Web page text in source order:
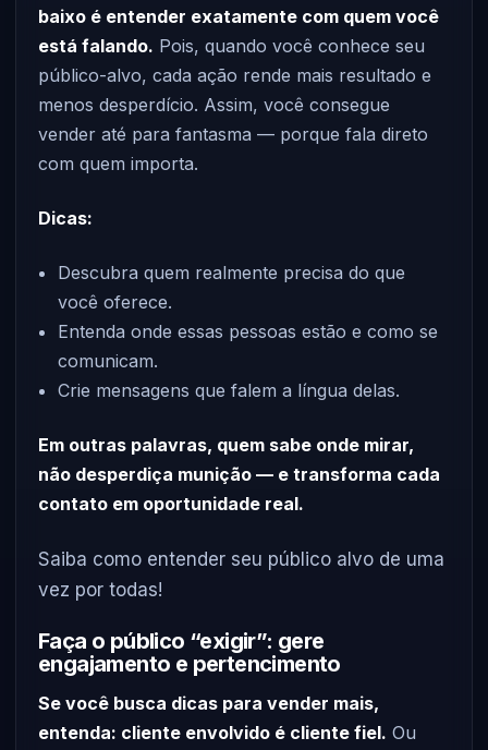
baixo é entender exatamente com quem você
está falando. Pois, quando você conhece seu
público-alvo, cada ação rende mais resultado e
menos desperdício. Assim, você consegue
vender até para fantasma — porque fala direto
com quem importa.
Dicas:
Descubra quem realmente precisa do que
você oferece.
Entenda onde essas pessoas estão e como se
comunicam.
Crie mensagens que falem a língua delas.
Em outras palavras, quem sabe onde mirar,
não desperdiça munição — e transforma cada
contato em oportunidade real.
Saiba como entender seu público alvo de uma
vez por todas!
Faça o público “exigir”: gere
engajamento e pertencimento
Se você busca dicas para vender mais,
entenda: cliente envolvido é cliente fiel. Ou